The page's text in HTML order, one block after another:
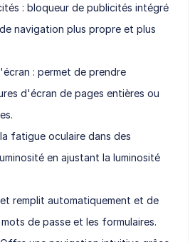
: bloqueur de publicités intégré
navigation plus propre et plus
: permet de prendre
d'écran de pages entières ou
fatigue oculaire dans des
en ajustant la luminosité
remplit automatiquement et de
de passe et les formulaires.